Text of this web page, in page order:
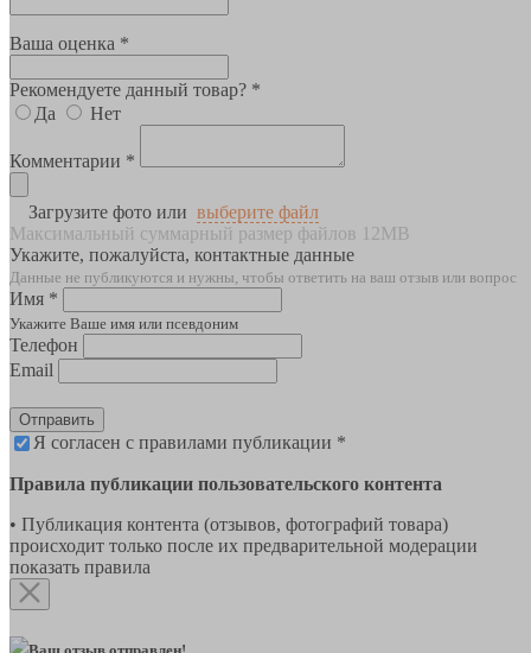
Ваша оценка *
Рекомендуете данный товар? *
Да
Нет
Комментарии *
Загрузите фото или выберите файл
Максимальный суммарный размер файлов 12MB
Укажите, пожалуйста, контактные данные
Данные не публикуются и нужны, чтобы ответить на ваш отзыв или вопрос
Имя *
Укажите Ваше имя или псевдоним
Телефон
Email
Отправить
Я согласен с правилами публикации *
Правила публикации пользовательского контента
• Публикация контента (отзывов, фотографий товара)
происходит только после их предварительной модерации
показать правила